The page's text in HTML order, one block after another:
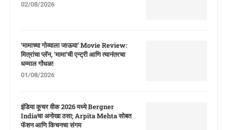
02/08/2026
‘मामाच्या गोव्याला जाऊया’ Movie Review:
मित्रांचा प्लॅन, ‘मामा’ची एन्ट्री आणि त्यानंतरचा
धम्माल गोंधळ!
01/08/2026
इंडिया कूचर वीक 2026 मध्ये Bergner
Indiaचा अनोखा ठसा; Arpita Mehta सोबत
फॅशन आणि किचनचा संगम